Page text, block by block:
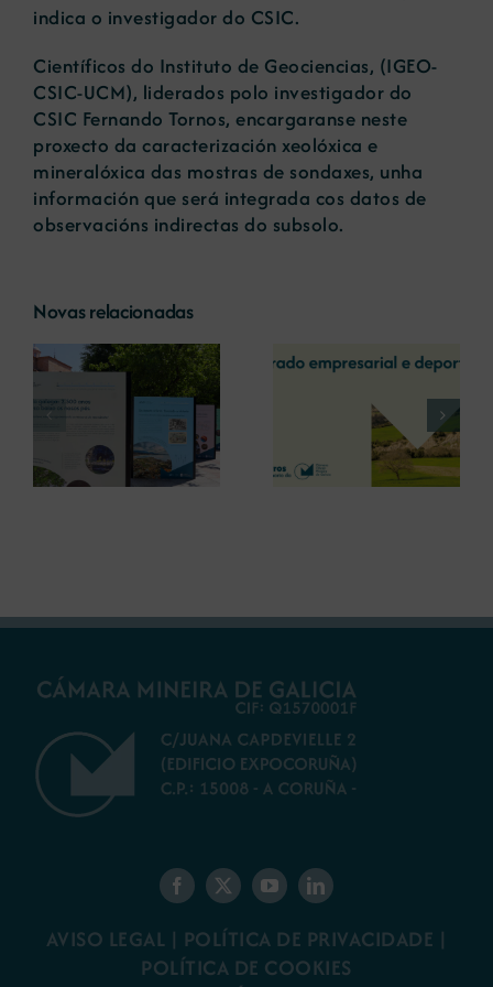
indica o investigador do CSIC.
Científicos do Instituto de Geociencias, (IGEO-
CSIC-UCM), liderados polo investigador do
CSIC Fernando Tornos, encargaranse neste
proxecto da caracterización xeolóxica e
mineralóxica das mostras de sondaxes, unha
información que será integrada cos datos de
observacións indirectas do subsolo.
Novas relacionadas
A COMG reúne a
dous líderes
empresarias con
motivo do seu
Centenario para
debater sobre o
A OIPE e o
CRETUS
presentan as
últimas
innovacións en
restauración
AVISO LEGAL | POLÍTICA DE PRIVACIDADE |
POLÍTICA DE COOKIES